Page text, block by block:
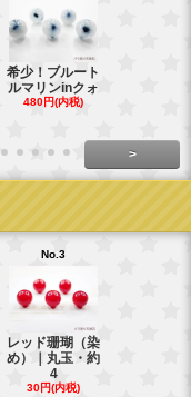
希少！ブルート
ルマリンinクォ
480円(内税)
>
No.3
レッド珊瑚（染
め）｜丸玉・約
4
30円(内税)